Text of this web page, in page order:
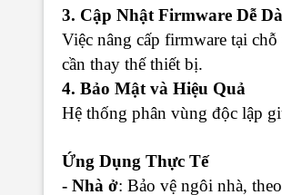
3. Cập Nhật Firmware Dễ
Việc nâng cấp firmware tại
cần thay thế thiết bị.
4. Bảo Mật và Hiệu Quả
Hệ thống phân vùng độc lập
Ứng Dụng Thực Tế
- Nhà ở: Bảo vệ ngôi nhà,